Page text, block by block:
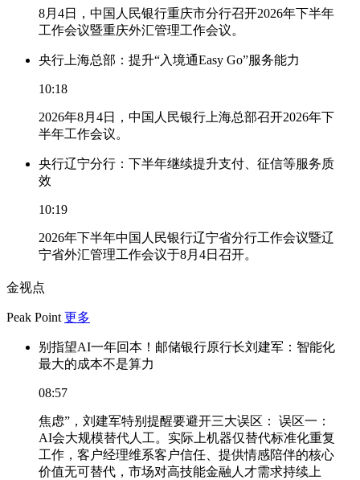
8月4日，中国人民银行重庆市分行召开2026年下半年
工作会议暨重庆外汇管理工作会议。
央行上海总部：提升“入境通Easy Go”服务能力
10:18
2026年8月4日，中国人民银行上海总部召开2026年下
半年工作会议。
央行辽宁分行：下半年继续提升支付、征信等服务质
效
10:19
2026年下半年中国人民银行辽宁省分行工作会议暨辽
宁省外汇管理工作会议于8月4日召开。
金视点
Peak Point 更多
别指望AI一年回本！邮储银行原行长刘建军：智能化
最大的成本不是算力
08:57
焦虑”，刘建军特别提醒要避开三大误区： 误区一：
AI会大规模替代人工。实际上机器仅替代标准化重复
工作，客户经理维系客户信任、提供情感陪伴的核心
价值无可替代，市场对高技能金融人才需求持续上